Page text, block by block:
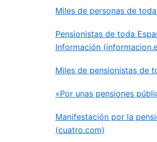
Miles de personas de
Pensionistas de toda
Información
Miles de pensionistas de
«Por unas pensiones
Manifestación por la
(cuatro.com)